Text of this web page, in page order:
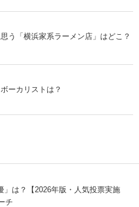
う「横浜家系ラーメン店」はどこ？
ーカリストは？
」は？【2026年版・人気投票実施
チ